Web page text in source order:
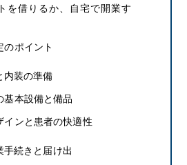
を借りるか、自宅で開業す
のポイント
内装の準備
基本設備と備品
インと患者の快適性
続きと届け出